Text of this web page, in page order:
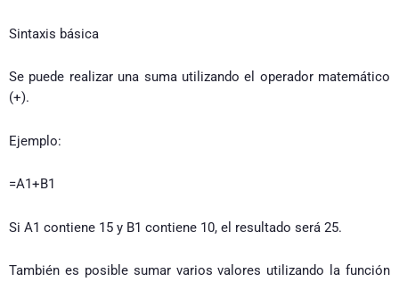
Sintaxis básica
Se puede realizar una suma utilizando el operador matemático
(+).
Ejemplo:
=A1+B1
Si A1 contiene 15 y B1 contiene 10, el resultado será 25.
También es posible sumar varios valores utilizando la función